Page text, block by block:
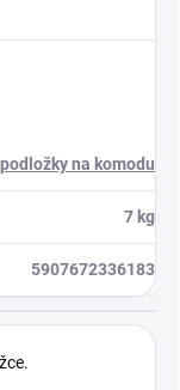
na komodu
7 kg
5907672336183